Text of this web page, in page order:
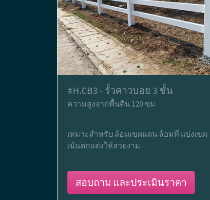
#H.CB3 - รั้วคาวบอย 3 ชั้น
ความสูงจากพื้นดิน 120 ซม
เหมาะสำหรับ ล้อมเขตแดน ล้อมที่ แบ่งเขต
เน้นตกแต่งให้สวยงาม
สอบถาม และประเมินราคา